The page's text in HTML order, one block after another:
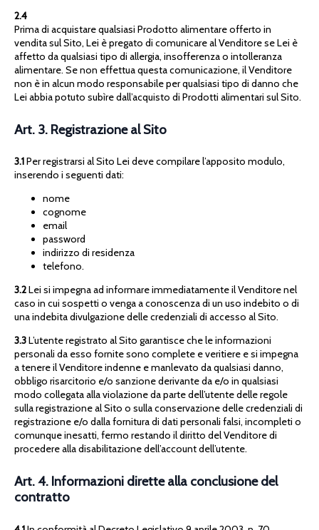
2.4
Prima di acquistare qualsiasi Prodotto alimentare offerto in
vendita sul Sito, Lei è pregato di comunicare al Venditore se Lei è
affetto da qualsiasi tipo di allergia, insofferenza o intolleranza
alimentare. Se non effettua questa comunicazione, il Venditore
non è in alcun modo responsabile per qualsiasi tipo di danno che
Lei abbia potuto subìre dall’acquisto di Prodotti alimentari sul Sito.
Art. 3. Registrazione al Sito
3.1Per registrarsi al Sito Lei deve compilare l’apposito modulo,
inserendo i seguenti dati:
nome
cognome
email
password
indirizzo di residenza
telefono.
3.2Lei si impegna ad informare immediatamente il Venditore nel
caso in cui sospetti o venga a conoscenza di un uso indebito o di
una indebita divulgazione delle credenziali di accesso al Sito.
3.3L’utente registrato al Sito garantisce che le informazioni
personali da esso fornite sono complete e veritiere e si impegna
a tenere il Venditore indenne e manlevato da qualsiasi danno,
obbligo risarcitorio e/o sanzione derivante da e/o in qualsiasi
modo collegata alla violazione da parte dell’utente delle regole
sulla registrazione al Sito o sulla conservazione delle credenziali di
registrazione e/o dalla fornitura di dati personali falsi, incompleti o
comunque inesatti, fermo restando il diritto del Venditore di
procedere alla disabilitazione dell’account dell’utente.
Art. 4. Informazioni dirette alla conclusione del
contratto